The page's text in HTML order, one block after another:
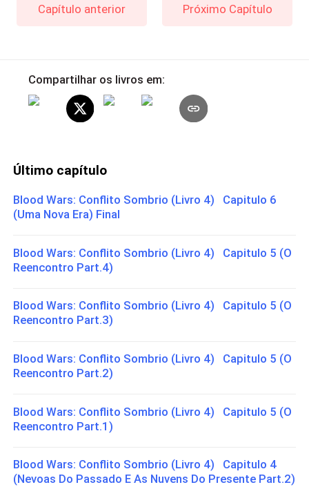
Capítulo anterior Próximo Capítulo
Compartilhar os livros em:
Último capítulo
Blood Wars: Conflito Sombrio (Livro 4) Capitulo 6
(Uma Nova Era) Final
Blood Wars: Conflito Sombrio (Livro 4) Capitulo 5 (O
Reencontro Part.4)
Blood Wars: Conflito Sombrio (Livro 4) Capitulo 5 (O
Reencontro Part.3)
Blood Wars: Conflito Sombrio (Livro 4) Capitulo 5 (O
Reencontro Part.2)
Blood Wars: Conflito Sombrio (Livro 4) Capitulo 5 (O
Reencontro Part.1)
Blood Wars: Conflito Sombrio (Livro 4) Capitulo 4
(Nevoas Do Passado E As Nuvens Do Presente Part.2)